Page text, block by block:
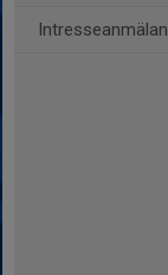
Intresseanmälan